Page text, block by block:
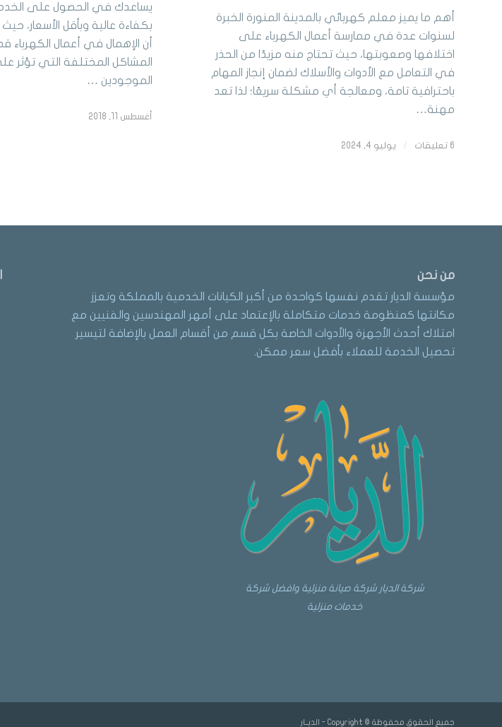
أهم ما يميز معلم كهربائي بالمدينة المنورة الخبرة
لسنوات عدة في ممارسة أعمال الكهرباء على
اختلافها وصعوبتها، حيث تحتاج منه مزيدًا من الحذر
في التعامل مع الأدوات والأسلاك لضمان إنجاز المهام
باحترافية تامة، ومعالجة أي مشكلة سريعًا؛ لذا تعد
مهنة…
6 تعليقات / يوليو 4, 2024
يساعدك في الحصول على
بكفاءة عالية وبأقل الأسعار، حيث
أن الإهمال في أعمال الكهرباء
المشاكل المختلفة التي تؤثر
الموجودين …
أغسطس 11, 2018
من نحن
مؤسسة الديار تقدم نفسها كواحدة من أكبر الكيانات الخدمية بالمملكة وتعزز
مكانتها كمنظومة خدمات متكاملة بالإعتماد على أمهر المهندسين والفنيين مع
امتلاك أحدث الأجهزة والأدوات الخاصة بكل قسم من أقسام العمل بالإضافة لتيسير
تحصيل الخدمة للعملاء بأفضل سعر ممكن.
شركة الديار شركة صيانة منزلية وافضل شركة
خدمات منزلية
جميع الحقوق محفوظة © Copyright - الديــار